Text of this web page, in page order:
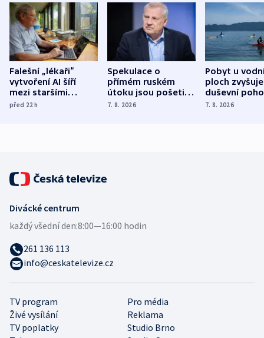
Falešní „lékaři“
vytvoření AI šíří
mezi staršími
Poláky nebezpečné
před 22h
Spekulace o
přímém ruském
útoku jsou pošetilé,
míní estonský
7. 8. 2026
Pobyt u
ploch zvyšuje
duševní
ukázala
7. 8. 2026
TV program
Pro média
Živé vysílání
Reklama
TV poplatky
Studio Brno
Divácké centrum
každý všední den:8:00—16:00 hodin
261 136 113
info@ceskatelevize.cz